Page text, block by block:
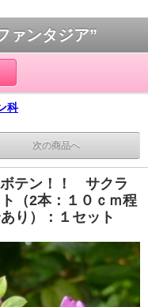
ァンタジア”
科
次の商品へ
テン！！ サクラ
（2本：１０ｃｍ程
り）：１セット